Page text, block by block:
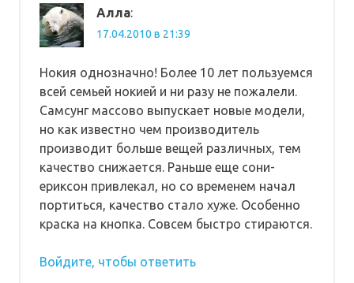
Алла:
17.04.2010 в 21:39
Нокия однозначно! Более 10 лет пользуемся
всей семьей нокией и ни разу не пожалели.
Самсунг массово выпускает новые модели,
но как известно чем производитель
производит больше вещей различных, тем
качество снижается. Раньше еще сони-
ериксон привлекал, но со временем начал
портиться, качество стало хуже. Особенно
краска на кнопка. Совсем быстро стираются.
Войдите, чтобы ответить